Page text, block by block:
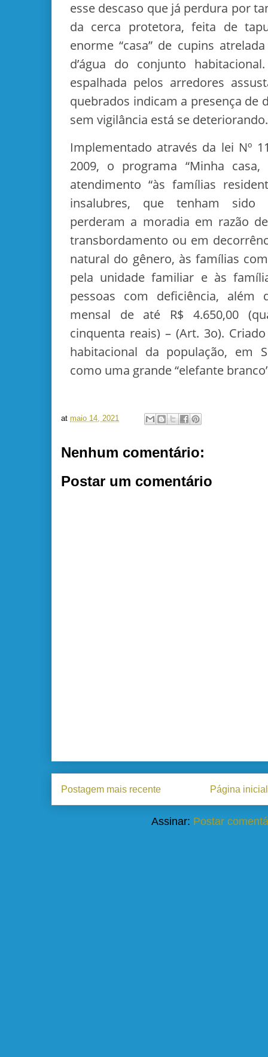
esse descaso que já perdura por
da cerca protetora, feita de
enorme “casa” de cupins
d’água do conjunto
espalhada pelos arredores
quebrados indicam a presença de
sem vigilância está se deteriorando.
Implementado através da lei Nº
2009, o programa “Minha
atendimento “às famílias
insalubres, que tenham sido
perderam a moradia em razão
transbordamento ou em
natural do gênero, às famílias
pela unidade familiar e às
pessoas com deficiência, além
mensal de até R$ 4.650,00
cinquenta reais) – (Art. 3o).
habitacional da população, em
como uma grande “elefante
at maio 14, 2021
Nenhum comentário:
Postar um comentário
Postagem mais recente Página inicial
Assinar: Postar